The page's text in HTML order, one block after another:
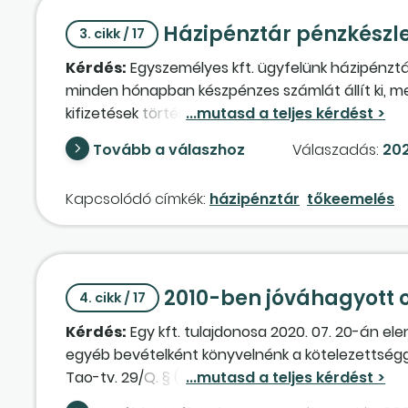
3. cikk / 17 Házipénztár
Kérdés: Egyszemélyes kft. ügyfelünk
minden hónapban készpénzes számlát állít ki,
kifizetések történnek (munkabér, egyéb
döntött, hogy törzstőkét emel, de ennek
ott van a pénz. Ügyvéddel ezt meg is oldották,
kölcsönt venne fel a cégtől, amelyet a
K 479. Könyvelnénk 2021. 12. 22-én a
osztalékot állapítanánk meg, mivel az
tartozása. Évek múlva leszállítaná a jegyzett
szerint ez jó megoldás lenne? Ha esetleg van
kicsit bajban vagyok.
Tovább a válaszhoz Válaszadás:
Kapcsolódó címkék: házipénztár tőkeemelés
4. cikk / 17 2010-ben jóváhagyott
Kérdés: Egy kft. tulajdonosa 2020. 07. 20-án
egyéb bevételként könyvelnénk a
Tao-tv. 29/Q. § (3) bekezdés szerinti adóalap-
ugyanis átbillentené negatívba, ezért nem